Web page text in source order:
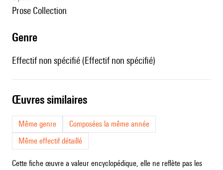
Prose Collection
genre
Effectif non spécifié (Effectif non spécifié)
œuvres similaires
Même genre
Composées la même année
Même effectif détaillé
Cette fiche œuvre a valeur encyclopédique, elle ne reflète pas les